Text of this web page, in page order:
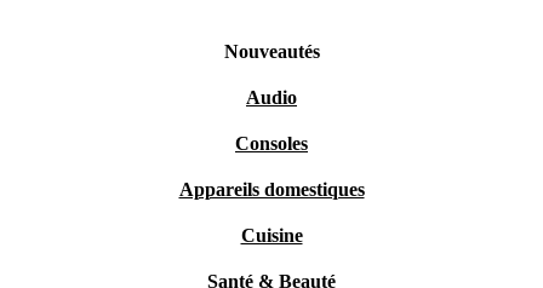
Nouveautés
Audio
Consoles
Appareils domestiques
Cuisine
Santé & Beauté